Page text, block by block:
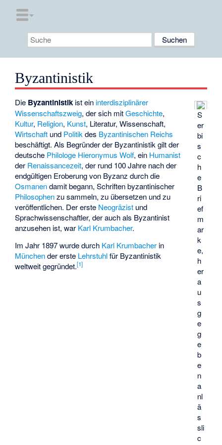
Byzantinistik
S
er
bi
s
c
h
e
B
ri
ef
m
ar
k
e,
h
er
a
u
s
g
e
g
e
b
e
n
a
nl
ä
s
sli
c
Die Byzantinistik ist ein interdisziplinärer
Wissenschaftszweig, der sich mitGeschichte,
Kultur, Religion, Kunst, Literatur, Wissenschaft,
Wirtschaft und Politikdes Byzantinischen Reichs
beschäftigt. Als Begründer der Byzantinistik gilt der
deutsche Philologe Hieronymus Wolf, ein Humanist
der Renaissancezeit, der rund 100 Jahre nach der
endgültigen Eroberung von Byzanz durch die
Osmanendamit begann, Schriften byzantinischer
Philosophenzu sammeln, zu übersetzen und zu
veröffentlichen. Der erste Neogräzist und
Sprachwissenschaftler, der auch als Byzantinist
anzusehen ist, war Karl Krumbacher.
Im Jahr 1897 wurde durch Karl Krumbacher in
Münchender erste Lehrstuhlfür Byzantinistik
weltweit gegründet.[1]